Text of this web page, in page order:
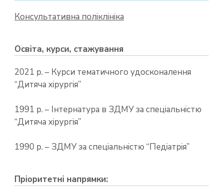
Консультативна поліклініка
Освіта, курси, стажування
2021 р. – Курси тематичного удосконалення
“Дитяча хірургія”
1991 р. – Інтернатура в ЗДМУ за спеціальністю
“Дитяча хірургія”
1990 р. – ЗДМУ за спеціальністю “Педіатрія”
Пріоритетні напрямки: